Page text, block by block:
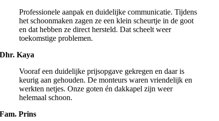
Professionele aanpak en duidelijke communicatie. Tijdens
het schoonmaken zagen ze een klein scheurtje in de goot
en dat hebben ze direct hersteld. Dat scheelt weer
toekomstige problemen.
Dhr. Kaya
Vooraf een duidelijke prijsopgave gekregen en daar is
keurig aan gehouden. De monteurs waren vriendelijk en
werkten netjes. Onze goten én dakkapel zijn weer
helemaal schoon.
Fam. Prins